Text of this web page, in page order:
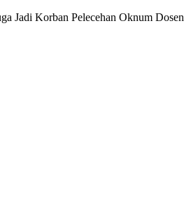
Jadi Korban Pelecehan Oknum Dosen